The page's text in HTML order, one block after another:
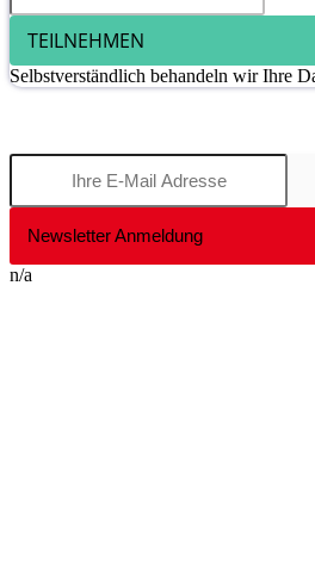
TEILNEHMEN
Selbstverständlich behandeln wir Ihre
Newsletter Anmeldung
n/a